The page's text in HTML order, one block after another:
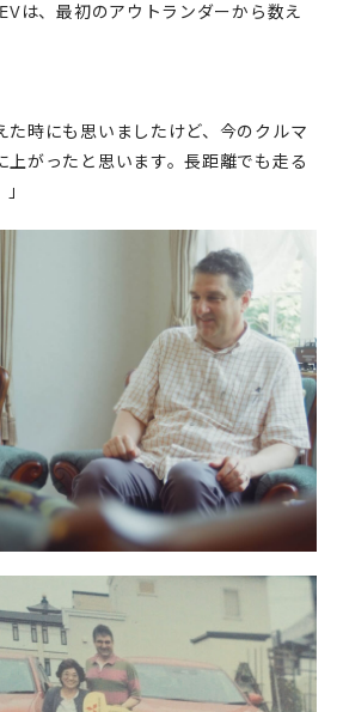
は、最初のアウトランダーから数え
た時にも思いましたけど、今のクルマ
上がったと思います。長距離でも走る